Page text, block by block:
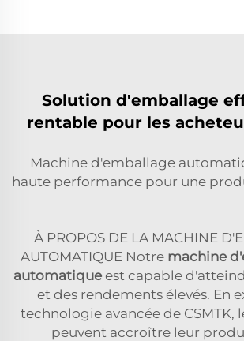
Solution d'emballage
rentable pour les
Machine d'emballage
haute performance pour une
À PROPOS DE LA MACHINE
AUTOMATIQUE Notre machine
automatique est capable
et des rendements élevés. En
technologie avancée de CSMTK,
peuvent accroître leur